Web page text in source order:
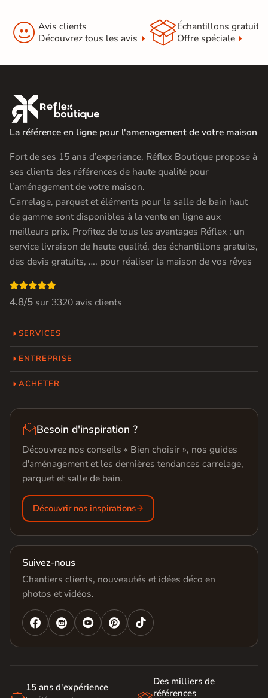
 Avis clients
Découvrez tous les avis
Échantillons gratuit
Offre spéciale

La référence en ligne pour l'amenagement de votre maison
Fort de ses 15 ans d’experience, Réflex Boutique propose à
ses clients des références de haute qualité pour
l’aménagement de votre maison.
Carrelage, parquet et éléments pour la salle de bain haut
de gamme sont disponibles à la vente en ligne aux
meilleurs prix. Profitez de tous les avantages Réflex : un
service livraison de haute qualité, des échantillons gratuits,
des devis gratuits, …. pour réaliser la maison de vos rêves

4.8/5 sur 3320 avis clients
SERVICES
ENTREPRISE
ACHETER
Besoin d'inspiration ?
Découvrez nos conseils « Bien choisir », nos guides
d'aménagement et les dernières tendances carrelage,
parquet et salle de bain.
Découvrir nos inspirations
Suivez-nous
Chantiers clients, nouveautés et idées déco en
photos et vidéos.
   
15 ans d'expérience
Des milliers de
références